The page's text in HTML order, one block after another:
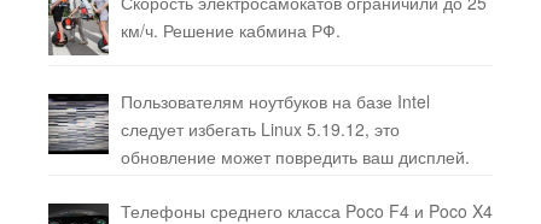
км/ч. Решение кабмина РФ.
Пользователям ноутбуков на базе Intel
следует избегать Linux 5.19.12, это
обновление может повредить ваш дисплей.
Телефоны среднего класса Poco F4 и Poco X4